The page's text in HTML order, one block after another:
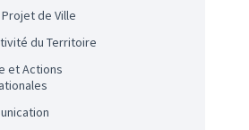
Projet de Ville
du Territoire